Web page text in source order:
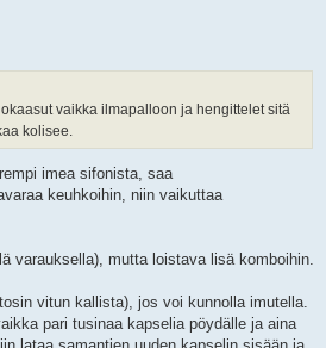
vaikka ilmapalloon ja hengittelet sitä
kolisee.
imea sifonista, saa
keuhkoihin, niin vaikuttaa
varauksella), mutta loistava lisä komboihin.
vitun kallista), jos voi kunnolla imutella.
pari tusinaa kapselia pöydälle ja aina